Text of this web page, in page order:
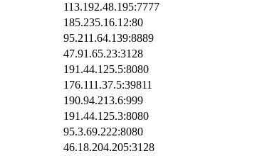
113.192.48.195:7777
185.235.16.12:80
95.211.64.139:8889
47.91.65.23:3128
191.44.125.5:8080
176.111.37.5:39811
190.94.213.6:999
191.44.125.3:8080
95.3.69.222:8080
46.18.204.205:3128